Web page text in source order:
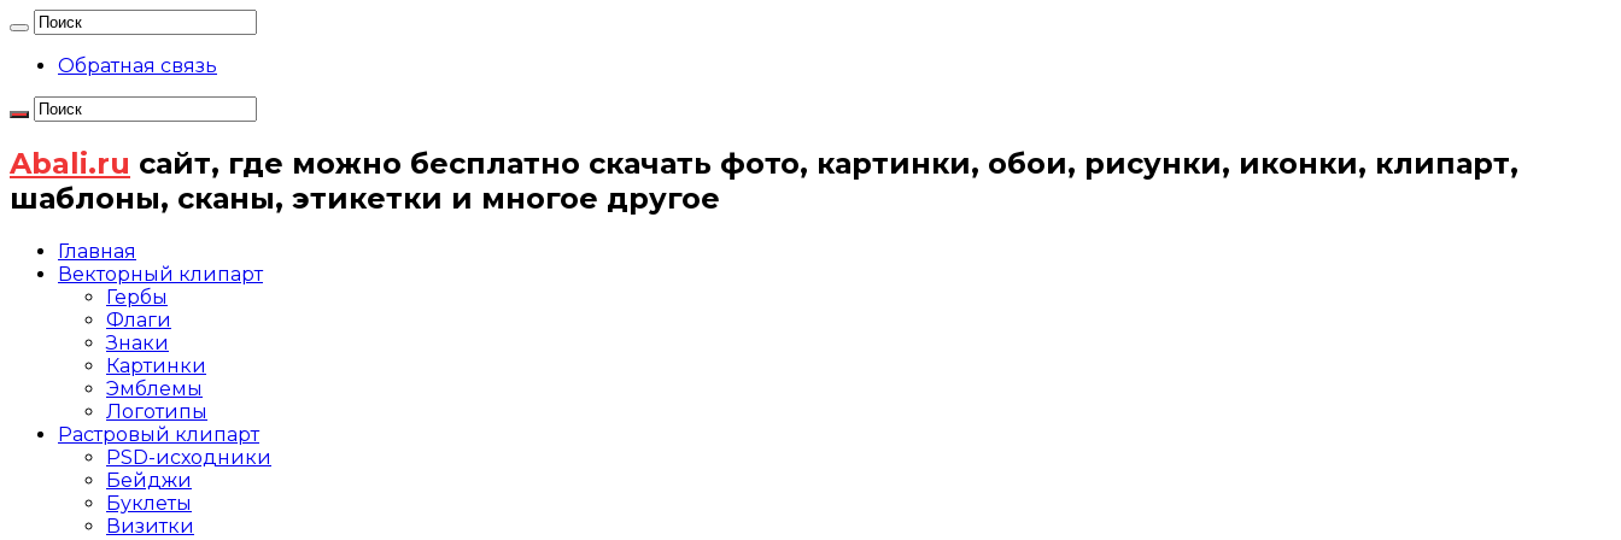
Обратная связь
Abali.ru сайт, где можно бесплатно скачать фото, картинки, обои, рисунки, иконки, клипарт,
шаблоны, сканы, этикетки и многое другое
Главная
Векторный клипарт
Гербы
Флаги
Знаки
Картинки
Эмблемы
Логотипы
Растровый клипарт
PSD-исходники
Бейджи
Буклеты
Визитки